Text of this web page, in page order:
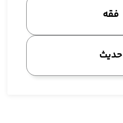
حکومت باشد، تخصیص نباشد که
بحث که پیدا کرد خب تقریبا
بکنند چون مثلا استصحاب می
قیام داشتید الان در سجده هستید
قاعده فراغ هم می گفت یعنی لا
فقه
حدیث